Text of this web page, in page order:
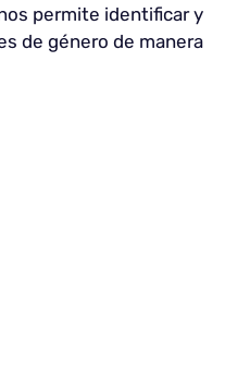
permite identificar y
de género de manera